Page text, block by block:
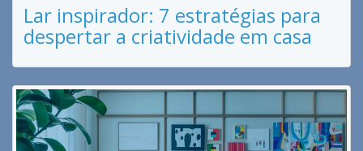
Lar inspirador: 7 estratégias para
despertar a criatividade em casa